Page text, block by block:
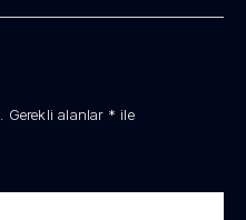
Gerekli alanlar * ile